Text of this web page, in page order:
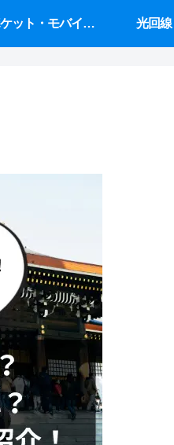
ポケット・モバイルWiFi 光回線